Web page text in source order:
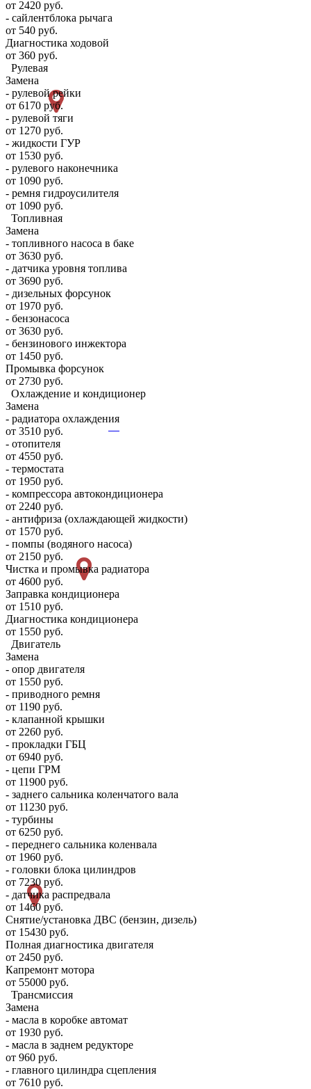
от 2420 руб.
- сайлентблока рычага
от 540 руб.
Диагностика ходовой
от 360 руб.
Рулевая
Замена
- рулевой рейки
от 6170 руб.
- рулевой тяги
от 1270 руб.
- жидкости ГУР
от 1530 руб.
- рулевого наконечника
от 1090 руб.
- ремня гидроусилителя
от 1090 руб.
Топливная
Замена
- топливного насоса в баке
от 3630 руб.
- датчика уровня топлива
от 3690 руб.
- дизельных форсунок
от 1970 руб.
- бензонасоса
от 3630 руб.
- бензинового инжектора
от 1450 руб.
Промывка форсунок
от 2730 руб.
Охлаждение и кондиционер
Замена
- радиатора охлаждения
от 3510 руб.
- отопителя
от 4550 руб.
- термостата
от 1950 руб.
- компрессора автокондиционера
от 2240 руб.
- антифриза (охлаждающей жидкости)
от 1570 руб.
- помпы (водяного насоса)
от 2150 руб.
Чистка и промывка радиатора
от 4600 руб.
Заправка кондиционера
от 1510 руб.
Диагностика кондиционера
от 1550 руб.
Двигатель
Замена
- опор двигателя
от 1550 руб.
- приводного ремня
от 1190 руб.
- клапанной крышки
от 2260 руб.
- прокладки ГБЦ
от 6940 руб.
- цепи ГРМ
от 11900 руб.
- заднего сальника коленчатого вала
от 11230 руб.
- турбины
от 6250 руб.
- переднего сальника коленвала
от 1960 руб.
- головки блока цилиндров
от 7230 руб.
- датчика распредвала
от 1460 руб.
Снятие/установка ДВС (бензин, дизель)
от 15430 руб.
Полная диагностика двигателя
от 2450 руб.
Капремонт мотора
от 55000 руб.
Трансмиссия
Замена
- масла в коробке автомат
от 1930 руб.
- масла в заднем редукторе
от 960 руб.
- главного цилиндра сцепления
от 7610 руб.